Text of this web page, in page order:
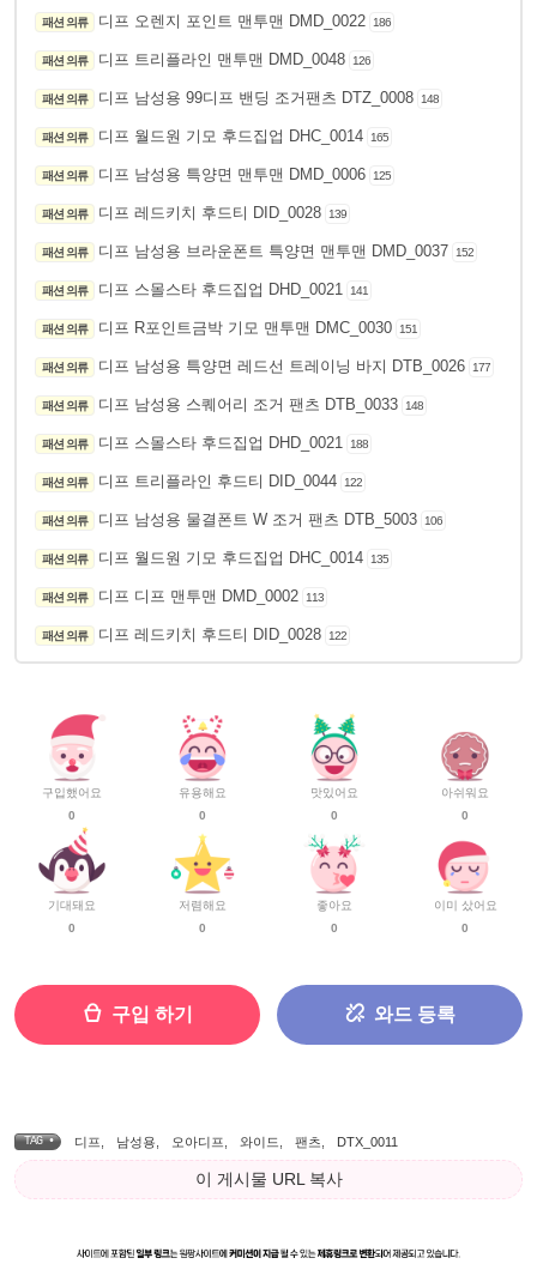
패션 의류 디프 오렌지 포인트 맨투맨 DMD_0022 186
패션 의류 디프 트리플라인 맨투맨 DMD_0048 126
패션 의류 디프 남성용 99디프 밴딩 조거팬츠 DTZ_0008 148
패션 의류 디프 월드원 기모 후드집업 DHC_0014 165
패션 의류 디프 남성용 특양면 맨투맨 DMD_0006 125
패션 의류 디프 레드키치 후드티 DID_0028 139
패션 의류 디프 남성용 브라운폰트 특양면 맨투맨 DMD_0037 152
패션 의류 디프 스몰스타 후드집업 DHD_0021 141
패션 의류 디프 R포인트금박 기모 맨투맨 DMC_0030 151
패션 의류 디프 남성용 특양면 레드선 트레이닝 바지 DTB_0026 177
패션 의류 디프 남성용 스퀘어리 조거 팬츠 DTB_0033 148
패션 의류 디프 스몰스타 후드집업 DHD_0021 188
패션 의류 디프 트리플라인 후드티 DID_0044 122
패션 의류 디프 남성용 물결폰트 W 조거 팬츠 DTB_5003 106
패션 의류 디프 월드원 기모 후드집업 DHC_0014 135
패션 의류 디프 디프 맨투맨 DMD_0002 113
패션 의류 디프 레드키치 후드티 DID_0028 122
구입했어요
0
기대돼요
0
유용해요
0
저렴해요
0
맛있어요
0
좋아요
0
아쉬워요
0
이미 샀어요
0
구입 하기 와드 등록
TAG • 디프 남성용 오아디프 와이드 팬츠 DTX_0011
이 게시물 URL 복사